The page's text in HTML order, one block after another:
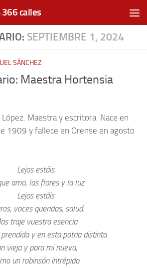
calles
SEPTIEMBRE 1, 2024
SÁNCHEZ
Maestra Hortensia
Maestra y escritora. Nace en
1909 y fallece en Orense en agosto
Lejos estáis
amo, las flores y la luz.
Lejos estáis
voces queridas, salud.
traje vuestra esencia
y en esta patria distinta
vieja y para mi nueva,
un robinsón intrépido